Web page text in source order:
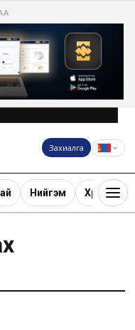
Захиалга
Нийгэм Хөрөнгө